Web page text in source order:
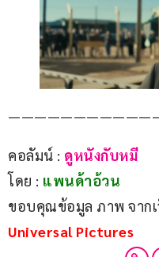
คอลัมน์ : ดูหนังกับหมี
โดย : แพนด้าอ้วน
ขอบคุณข้อมูล ภาพ จาก
Universal Pictures